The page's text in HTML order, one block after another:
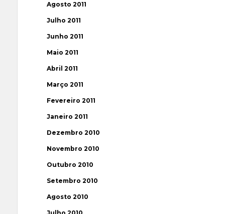
Agosto 2011
Julho 2011
Junho 2011
Maio 2011
Abril 2011
Março 2011
Fevereiro 2011
Janeiro 2011
Dezembro 2010
Novembro 2010
Outubro 2010
Setembro 2010
Agosto 2010